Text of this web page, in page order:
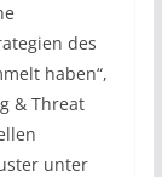
des
haben“,
& Threat
unter